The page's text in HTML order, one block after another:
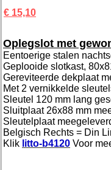
€ 15,10
Oplegslot met
Eentoerige stalen
Geplooide slotkast,
Gereviteerde dekplaat
Met 2 vernikkelde
Sleutel 120 mm lang
Sluitplaat 26x88 mm
Sleutelplaat
Belgisch Rechts = Din
Klik litto-b4120 Voor